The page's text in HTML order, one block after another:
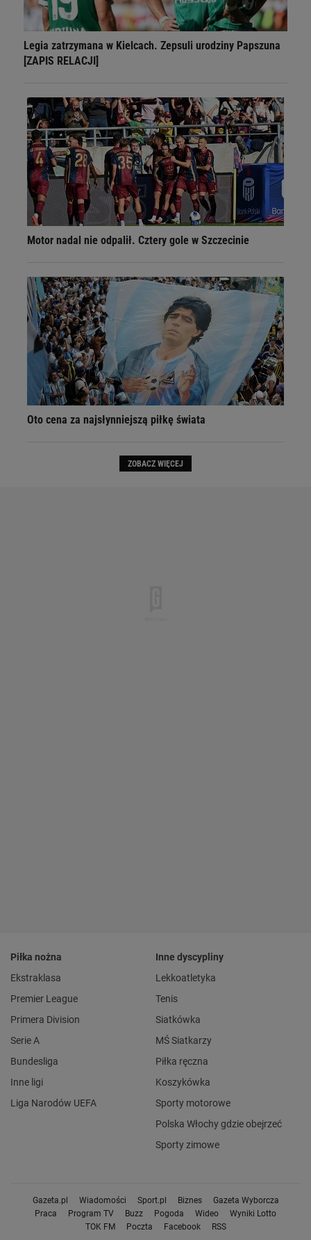
Legia zatrzymana w Kielcach. Zepsuli urodziny Papszuna
[ZAPIS RELACJI]
Motor nadal nie odpalił. Cztery gole w Szczecinie
Oto cena za najsłynniejszą piłkę świata
ZOBACZ WIĘCEJ
Piłka nożna
Ekstraklasa
Premier League
Primera Division
Serie A
Bundesliga
Inne ligi
Liga Narodów UEFA
Inne dyscypliny
Lekkoatletyka
Tenis
Siatkówka
MŚ Siatkarzy
Piłka ręczna
Koszykówka
Sporty motorowe
Polska Włochy gdzie obejrzeć
Sporty zimowe
Gazeta.pl Wiadomości Sport.pl Biznes
Gazeta Wyborcza
Praca
Program TV Buzz Pogoda Wideo
Wyniki Lotto
TOK FM
Poczta Facebook RSS